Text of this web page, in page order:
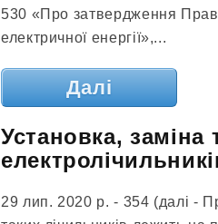
530 «Про затвердження
електричної енергії»,...
Далі
Установка, заміна
29 лип. 2020 р. - 354 (далі -